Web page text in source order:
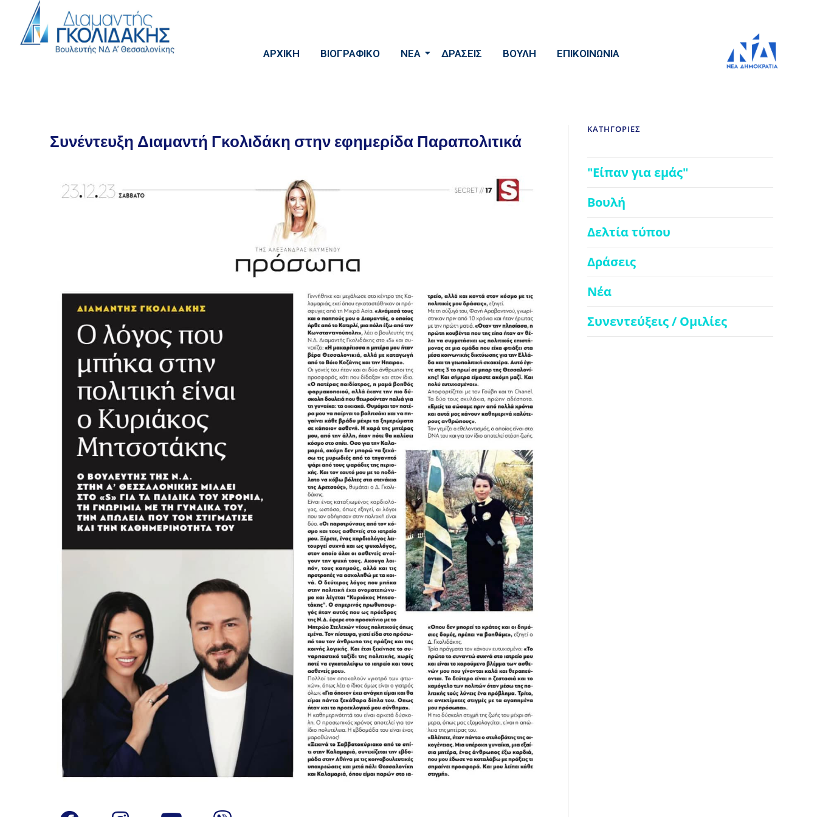
ΑΡΧΙΚΗ ΒΙΟΓΡΑΦΙΚΟ ΝΕΑ ΔΡΑΣΕΙΣ ΒΟΥΛΗ ΕΠΙΚΟΙΝΩΝΙΑ
Συνέντευξη Διαμαντή Γκολιδάκη στην εφημερίδα Παραπολιτικά
ΚΑΤΗΓΟΡΙΕΣ
"Είπαν για εμάς"
Βουλή
Δελτία τύπου
Δράσεις
Νέα
Συνεντεύξεις / Ομιλίες